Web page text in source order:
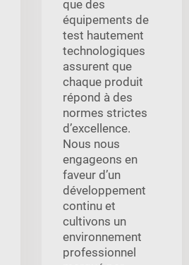
que des
équipements de
test hautement
technologiques
assurent que
chaque produit
répond à des
normes strictes
d’excellence.
Nous nous
engageons en
faveur d’un
développement
continu et
cultivons un
environnement
professionnel